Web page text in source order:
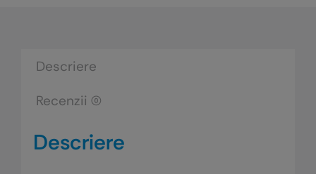
Descriere
Recenzii (0)
Descriere